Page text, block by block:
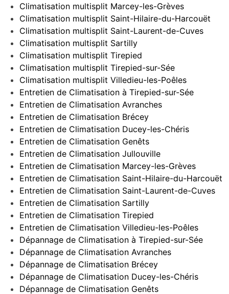
Climatisation multisplit Marcey-les-Grèves
Climatisation multisplit Saint-Hilaire-du-Harcouët
Climatisation multisplit Saint-Laurent-de-Cuves
Climatisation multisplit Sartilly
Climatisation multisplit Tirepied
Climatisation multisplit Tirepied-sur-Sée
Climatisation multisplit Villedieu-les-Poêles
Entretien de Climatisation à Tirepied-sur-Sée
Entretien de Climatisation Avranches
Entretien de Climatisation Brécey
Entretien de Climatisation Ducey-les-Chéris
Entretien de Climatisation Genêts
Entretien de Climatisation Jullouville
Entretien de Climatisation Marcey-les-Grèves
Entretien de Climatisation Saint-Hilaire-du-Harcouët
Entretien de Climatisation Saint-Laurent-de-Cuves
Entretien de Climatisation Sartilly
Entretien de Climatisation Tirepied
Entretien de Climatisation Villedieu-les-Poêles
Dépannage de Climatisation à Tirepied-sur-Sée
Dépannage de Climatisation Avranches
Dépannage de Climatisation Brécey
Dépannage de Climatisation Ducey-les-Chéris
Dépannage de Climatisation Genêts